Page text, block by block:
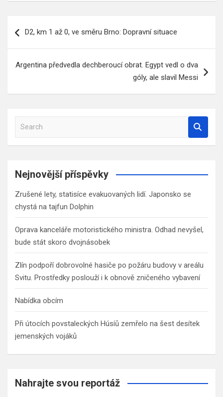
proD2, km 1 až 0, ve směru Brno: Dopravní situace
Argentina předvedla dechberoucí obrat. Egypt vedl o dva
góly, ale slavil Messi
a
c
Nejnovější příspěvky
Zrušené lety, statisíce evakuovaných lidí. Japonsko se
chystá na tajfun Dolphin
Oprava kanceláře motoristického ministra. Odhad nevyšel,
bude stát skoro dvojnásobek
Zlín podpoří dobrovolné hasiče po požáru budovy v areálu
Svitu. Prostředky poslouží i k obnově zničeného vybavení
Nabídka obcím
Při útocích povstaleckých Húsíů zemřelo na šest desítek
jemenských vojáků
Nahrajte svou reportáž